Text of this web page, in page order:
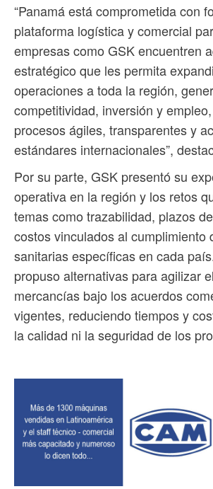
“Panamá está comprometida con
plataforma logística y comercial
empresas como GSK encuentren
estratégico que les permita
operaciones a toda la región,
competitividad, inversión y
procesos ágiles, transparentes y
estándares internacionales”,
Por su parte, GSK presentó su
operativa en la región y los retos
temas como trazabilidad, plazos
costos vinculados al cumplimiento
sanitarias específicas en cada
propuso alternativas para agilizar
mercancías bajo los acuerdos
vigentes, reduciendo tiempos y
la calidad ni la seguridad de los